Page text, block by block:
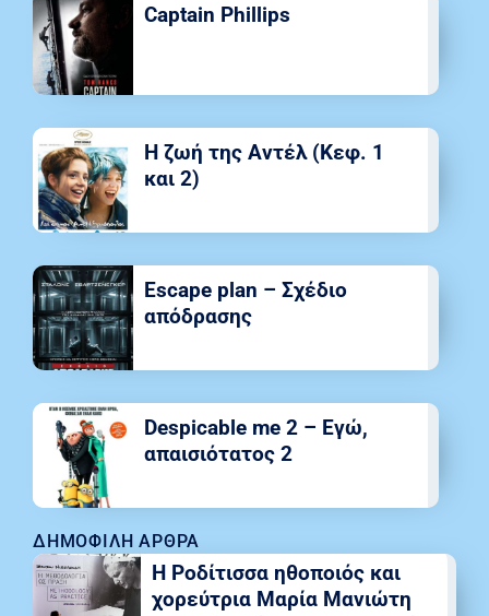
ΔΗΜΟΦΙΛΉ ΆΡΘΡΑ
Η Ροδίτισσα ηθοποιός και
χορεύτρια Μαρία Μανιώτη
Captain Phillips
Η ζωή της Αντέλ (Κεφ. 1
και 2)
Escape plan – Σχέδιο
απόδρασης
Despicable me 2 – Εγώ,
απαισιότατος 2